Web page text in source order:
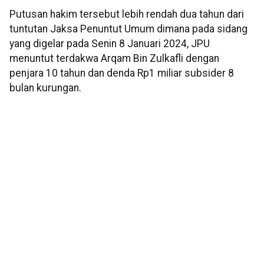
Putusan hakim tersebut lebih rendah dua tahun dari
tuntutan Jaksa Penuntut Umum dimana pada sidang
yang digelar pada Senin 8 Januari 2024, JPU
menuntut terdakwa Arqam Bin Zulkafli dengan
penjara 10 tahun dan denda Rp1 miliar subsider 8
bulan kurungan.